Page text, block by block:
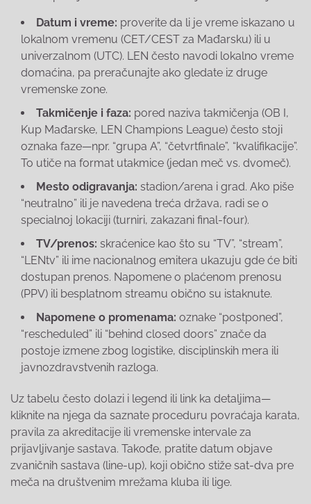
Datum i vreme: proverite da li je vreme iskazano u
lokalnom vremenu (CET/CEST za Mađarsku) ili u
univerzalnom (UTC). LEN često navodi lokalno vreme
domaćina, pa preračunajte ako gledate iz druge
vremenske zone.
Takmičenje i faza: pored naziva takmičenja (OB I,
Kup Mađarske, LEN Champions League) često stoji
oznaka faze—npr. “grupa A”, “četvrtfinale”, “kvalifikacije”.
To utiče na format utakmice (jedan meč vs. dvomeč).
Mesto odigravanja: stadion/arena i grad. Ako piše
“neutralno” ili je navedena treća država, radi se o
specialnoj lokaciji (turniri, zakazani final-four).
TV/prenos: skraćenice kao što su “TV”, “stream”,
“LENtv” ili ime nacionalnog emitera ukazuju gde će biti
dostupan prenos. Napomene o plaćenom prenosu
(PPV) ili besplatnom streamu obično su istaknute.
Napomene o promenama: oznake “postponed”,
“rescheduled” ili “behind closed doors” znače da
postoje izmene zbog logistike, disciplinskih mera ili
javnozdravstvenih razloga.
Uz tabelu često dolazi i legend ili link ka detaljima—
kliknite na njega da saznate proceduru povraćaja karata,
pravila za akreditacije ili vremenske intervale za
prijavljivanje sastava. Takođe, pratite datum objave
zvaničnih sastava (line-up), koji obično stiže sat-dva pre
meča na društvenim mrežama kluba ili lige.